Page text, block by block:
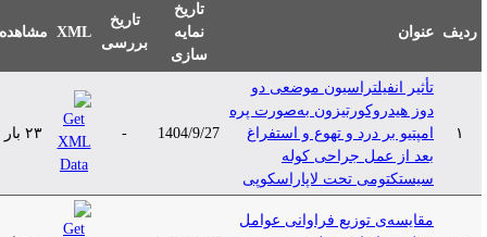
ردیف عنوان
تاریخ
نمایه
سازی
تاریخ
بررسی
XML مشاهده
تأثیر انفیلتراسیون موضعی دو
دوز هیدروکورتیزون به‌صورت پره
امپتیو بر درد و تهوع و استفراغ
بعد از عمل جراحی کوله
سیستکتومی تحت لاپاراسکوپی
1404/9/27 ۲۳ بار
مقایسه‌ی توزیع فراوانی عوامل